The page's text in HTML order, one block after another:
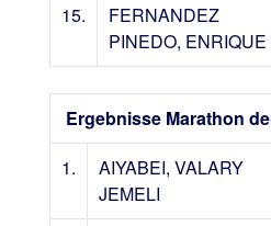
15.
FERNANDEZ
PINEDO, ENRIQUE
Ergebnisse Marathon
1.
AIYABEI, VALARY
JEMELI